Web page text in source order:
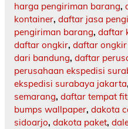
harga pengiriman barang,
kontainer, daftar jasa
pengiriman barang, daftar
daftar ongkir, daftar
dari bandung, daftar
perusahaan ekspedisi
ekspedisi surabaya jakarta,
semarang, daftar tempat
bumps wallpaper, dakota
sidoarjo, dakota paket,